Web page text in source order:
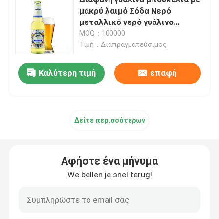
Μπουκάλι γυαλιού ποτών
Εξοπλισμός αποθήκευσης αποθεμάτων
ανθρακούχο μηχάνημα πλήρωσης
Προδιαμορφώσεις από πλαστικό PET
μακρύ λαιμό Σόδα Νερό
μεταλλικό νερό γυάλινο
μπουκάλι συσκευασία του
συνεργάτη σας
MOQ：100000
Τιμή：Διαπραγματεύσιμος
Καλύτερη τιμή επαφή
Δείτε περισσότερων
Αφήστε ένα μήνυμα
We bellen je snel terug!